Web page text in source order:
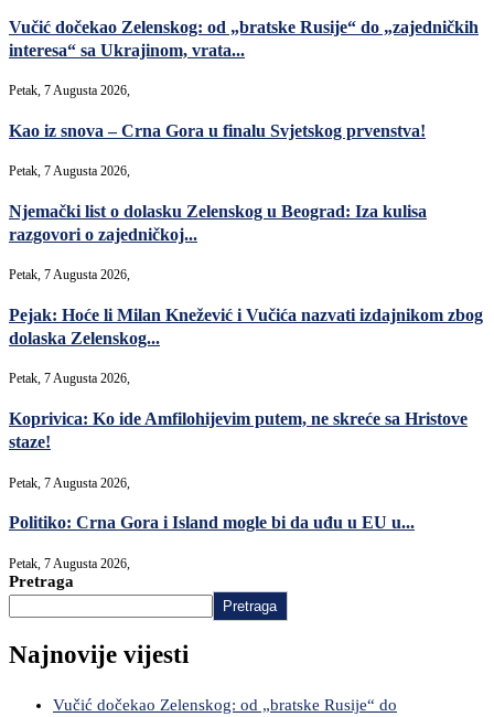
Vučić dočekao Zelenskog: od „bratske Rusije“ do „zajedničkih
interesa“ sa Ukrajinom, vrata...
Petak, 7 Augusta 2026,
Kao iz snova – Crna Gora u finalu Svjetskog prvenstva!
Petak, 7 Augusta 2026,
Njemački list o dolasku Zelenskog u Beograd: Iza kulisa
razgovori o zajedničkoj...
Petak, 7 Augusta 2026,
Pejak: Hoće li Milan Knežević i Vučića nazvati izdajnikom zbog
dolaska Zelenskog...
Petak, 7 Augusta 2026,
Koprivica: Ko ide Amfilohijevim putem, ne skreće sa Hristove
staze!
Petak, 7 Augusta 2026,
Politiko: Crna Gora i Island mogle bi da uđu u EU u...
Petak, 7 Augusta 2026,
Pretraga
Pretraga
Najnovije vijesti
Vučić dočekao Zelenskog: od „bratske Rusije“ do